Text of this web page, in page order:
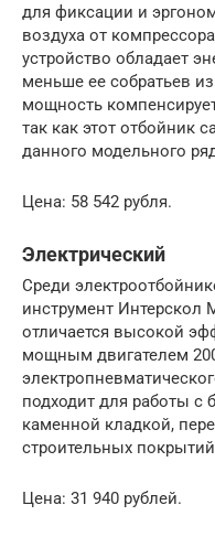
для фиксации и
воздуха от
устройство обладает
меньше ее собратьев
мощность
так как этот отбойник
данного модельного
Цена: 58 542 рубля.
Электрический
Среди
инструмент Интерскол
отличается высокой
мощным двигателем
подходит для работы с
каменной кладкой,
строительных
Цена: 31 940 рублей.